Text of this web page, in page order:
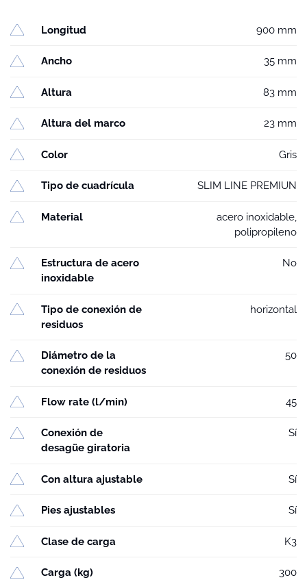
Longitud 900 mm
Ancho 35 mm
Altura 83 mm
Altura del marco 23 mm
Color Gris
Tipo de cuadrícula SLIM LINE PREMIUN
Material
acero inoxidable,
polipropileno
Estructura de acero
inoxidable
No
Tipo de conexión de
residuos
horizontal
Diámetro de la
conexión de residuos
50
Flow rate (l/min) 45
Conexión de
desagüe giratoria
Sí
Con altura ajustable Sí
Pies ajustables Sí
Clase de carga K3
Carga (kg) 300